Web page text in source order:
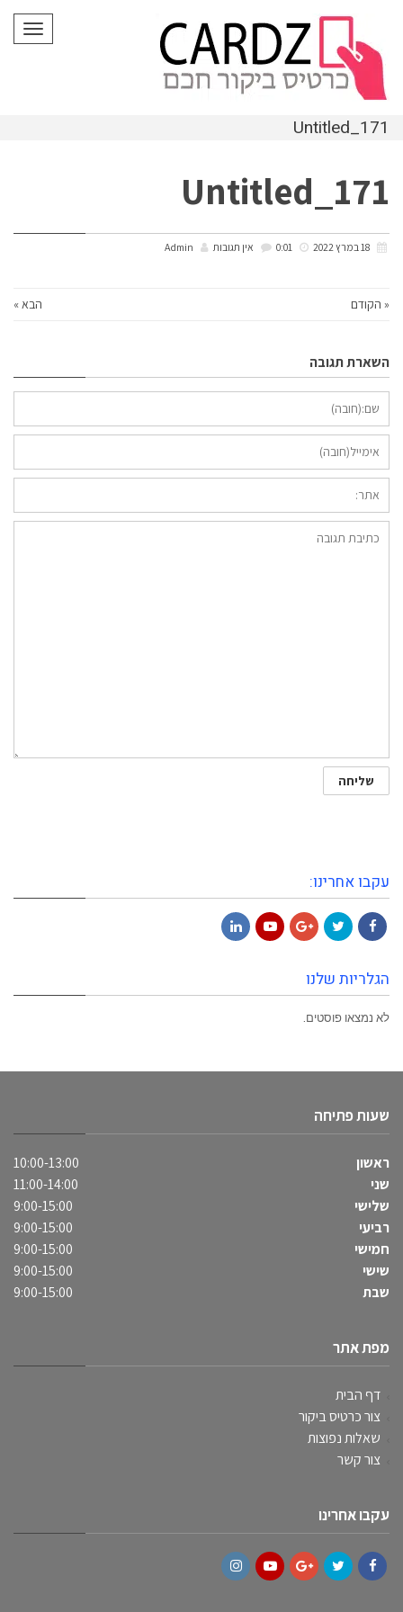
תפריט
Untitled_171
Untitled_171
אין תגובות Admin
« הקודם הבא »
השארת תגובה
עקבו אחרינו:
הגלריות שלנו
לא נמצאו פוסטים.
שעות פתיחה
ראשון
10:00-13:00
שני
11:00-14:00
שלישי
9:00-15:00
רביעי
9:00-15:00
חמישי
9:00-15:00
שישי
9:00-15:00
שבת
9:00-15:00
מפת אתר
דף הבית
צור כרטיס ביקור
שאלות נפוצות
צור קשר
עקבו אחרינו